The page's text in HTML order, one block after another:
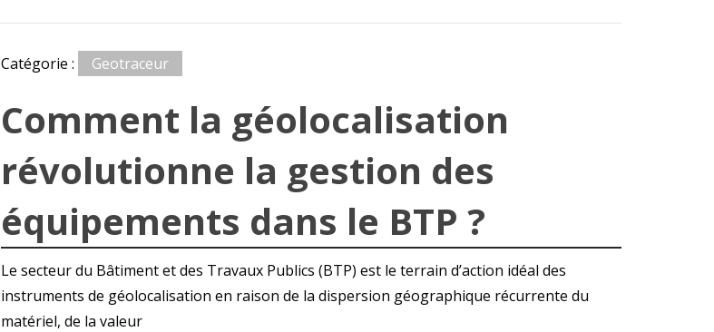
Catégorie : Geotraceur
Comment la géolocalisation
révolutionne la gestion des
équipements dans le BTP ?
Le secteur du Bâtiment et des Travaux Publics (BTP) est le terrain d’action idéal des
instruments de géolocalisation en raison de la dispersion géographique récurrente du
matériel, de la valeur